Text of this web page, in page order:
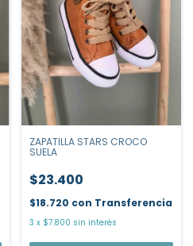
ZAPATILLA STARS CROCO
SUELA
$23.400
$18.720 con Transferencia
3 x $7.800 sin interés